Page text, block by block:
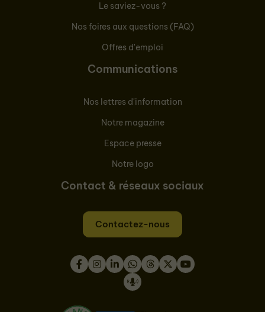
Le saviez-vous ?
Nos foires aux questions (FAQ)
Offres d'emploi
Communications
Nos lettres d'information
Notre magazine
Espace presse
Notre logo
Contact & réseaux sociaux
Contactez-nous
Instagram
LinkedInWhatsApp